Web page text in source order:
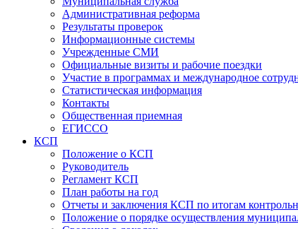
Административная реформа
Результаты проверок
Информационные системы
Учрежденные СМИ
Официальные визиты и рабочие поездки
Участие в программах и международное
Статистическая информация
Контакты
Общественная приемная
ЕГИССО
КСП
Положение о КСП
Руководитель
Регламент КСП
План работы на год
Отчеты и заключения КСП по итогам
Положение о порядке осуществления